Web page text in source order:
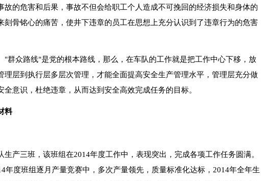
故的危害和后果，事故不但会给职工个人造成不可挽回的经济损失和身体的
刻骨铭心的痛苦，使井下违章的员工在思想上充分认识到了违章行为的危害
"群众路线"是党的根本路线，那么，在车队的工作就是把工作中心下移，放
理层到执行层多层次管理，才能全面提高安全生产管理水平，管理层充分做
意识，杜绝违章，从而达到安全高效完成任务的目标。
料
产三班，该班组在2014年度工作中，表现突出，完成各项工作任务圆满。
年度班组逐月产量竞赛中，多次产量领先，质量标准化达标，2014年全年生